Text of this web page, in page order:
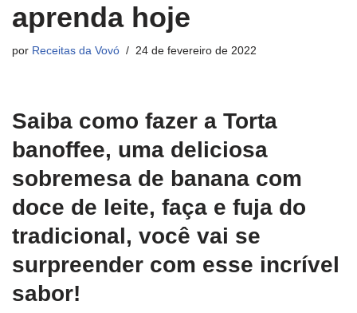
aprenda hoje
por Receitas da Vovó 24 de fevereiro de 2022
Saiba como fazer a Torta
banoffee, uma deliciosa
sobremesa de banana com
doce de leite, faça e fuja do
tradicional, você vai se
surpreender com esse incrível
sabor!